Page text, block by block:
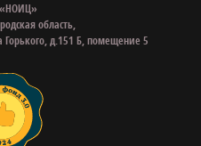
область,
д.151 Б, помещение 5